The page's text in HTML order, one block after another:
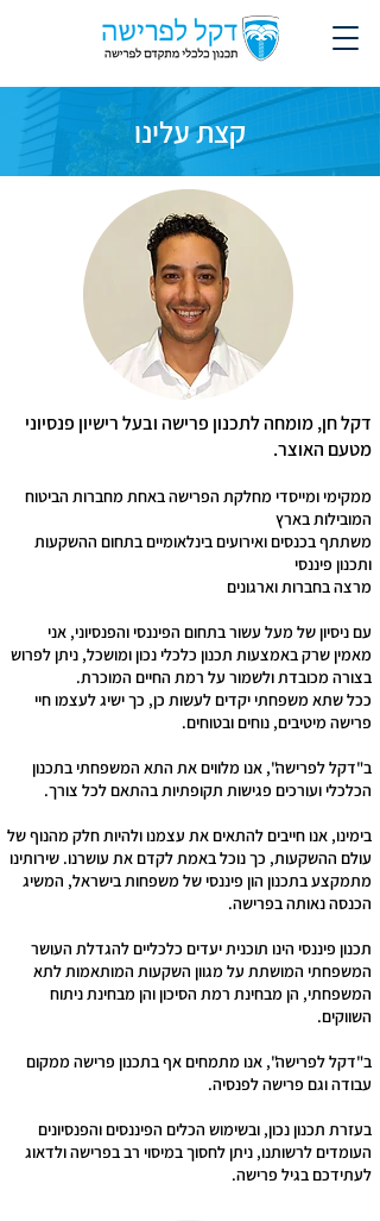
קצת עלינו
דקלחן, מומחה לתכנון פרישהובעל רישיון פנסיוני
מטעם האוצר.
ממקימי ומייסדי מחלקת הפרישה באחת מחברות הביטוח
המובילות בארץ
משתתף בכנסים ואירועים בינלאומיים בתחום ההשקעות
ותכנון פיננסי
מרצה בחברות וארגונים
עם ניסיון של מעל עשור בתחום הפיננסי והפנסיוני, אני
מאמין שרק באמצעות תכנון כלכלי נכון ומושכל, ניתן לפרוש
בצורה מכובדת ולשמור על רמת החיים המוכרת.
ככל שתא משפחתי יקדים לעשות כן, כך ישיג לעצמו חיי
פרישה מיטיבים, נוחים ובטוחים.
ב"דקל לפרישה", אנו מלווים את התא המשפחתי בתכנון
הכלכלי ועורכים פגישות תקופתיות בהתאם לכל צורך.
בימינו, אנו חייבים להתאים את עצמנו ולהיות חלק מהנוף של
עולם ההשקעות, כך נוכל באמת לקדם את עושרנו. שירותינו
מתמקצע בתכנון הון פיננסי של משפחות בישראל, המשיג
הכנסה נאותה בפרישה.
תכנון פיננסי הינו תוכנית יעדים כלכליים להגדלת העושר
המשפחתי המושתת על מגוון השקעות המותאמות לתא
המשפחתי, הן מבחינת רמת הסיכון והן מבחינת ניתוח
השווקים.
ב"דקל לפרישה", אנו מתמחים אף בתכנון פרישה ממקום
עבודה וגם פרישה לפנסיה.
בעזרת תכנון נכון, ובשימוש הכלים הפיננסים והפנסיונים
העומדים לרשותנו, ניתן לחסוך במיסוי רב בפרישה ולדאוג
לעתידכם בגיל פרישה.